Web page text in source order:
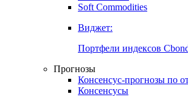
Soft Commodities
Виджет:
Портфели индексов
Прогнозы
Консенсус-прогнозы по
Консенсусы